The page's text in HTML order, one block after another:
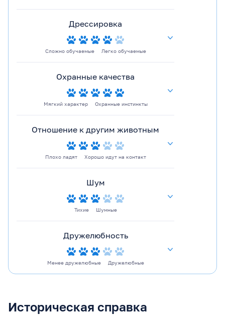
Дрессировка
Сложно обучаемые Легко обучаемые
Охранные качества
Мягкий характер Охранные инстинкты
Отношение к другим животным
Плохо ладят Хорошо идут на контакт
Шум
Тихие Шумные
Дружелюбность
Менее дружелюбные Дружелюбные
Историческая справка